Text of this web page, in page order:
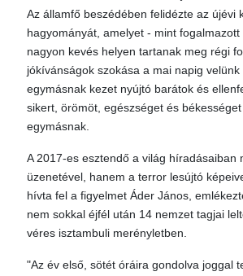
Az államfő beszédében felidézte az újévi
hagyományát, amelyet - mint
nagyon kevés helyen tartanak meg régi
jókívánságok szokása a mai napig
egymásnak kezet nyújtó barátok és
sikert, örömöt, egészséget és
egymásnak.
A 2017-es esztendő a világ híradásaiban
üzenetével, hanem a terror lesújtó
hívta fel a figyelmet Áder János,
nem sokkal éjfél után 14 nemzet tagjai
véres isztambuli merényletben.
"Az év első, sötét óráira gondolva joggal